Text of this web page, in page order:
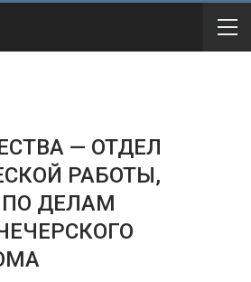
— ОТДЕЛ
РАБОТЫ,
ДЕЛАМ